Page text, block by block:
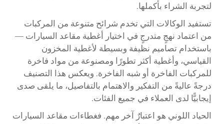
لتجربة الشراء بأكملها.
تستفيد الوكالات التي تخدم شرائح متنوعة من المركبات
من اعتماد نهجٍ متدرجٍ في اختيار أغطية مقاعد السيارات —
باستخدام تصاميم نظيفة وبسيطة لأغطية المخزون
القياسي، وأغطية أكثر تطورًا ومصنوعة من مواد فاخرة
للمركبات الفاخرة أو شبه الفاخرة. ويعكس هذا التصنيف
درجةً عاليةً من التفكير والاهتمام بالتفاصيل، ما يلقى صدى
إيجابيًّا لدى العملاء في جميع الفئات.
الحياد اللوني هو اعتبارٌ آخر مهم. فغطاءات مقاعد السيارات